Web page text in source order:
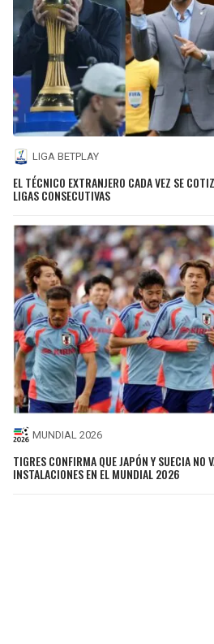
LIGA BETPLAY
EL TÉCNICO EXTRANJERO CADA VEZ SE
LIGAS CONSECUTIVAS
MUNDIAL 2026
TIGRES CONFIRMA QUE JAPÓN Y SUECIA NO
INSTALACIONES EN EL MUNDIAL 2026